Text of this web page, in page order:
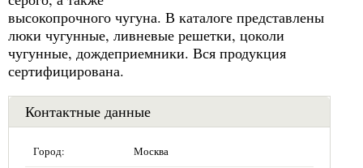
высокопрочного чугуна. В каталоге представлены
люки чугунные, ливневые решетки, цоколи
чугунные, дождеприемники. Вся продукция
сертифицирована.
Контактные данные
Город: Москва